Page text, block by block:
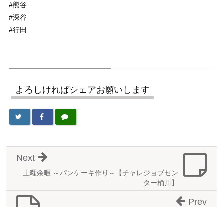
#熊谷
#深谷
#行田
よろしければシェアお願いします
土曜余暇 ～パンケーキ作り～【チャレジョブセン
ター桶川】
Next
Prev